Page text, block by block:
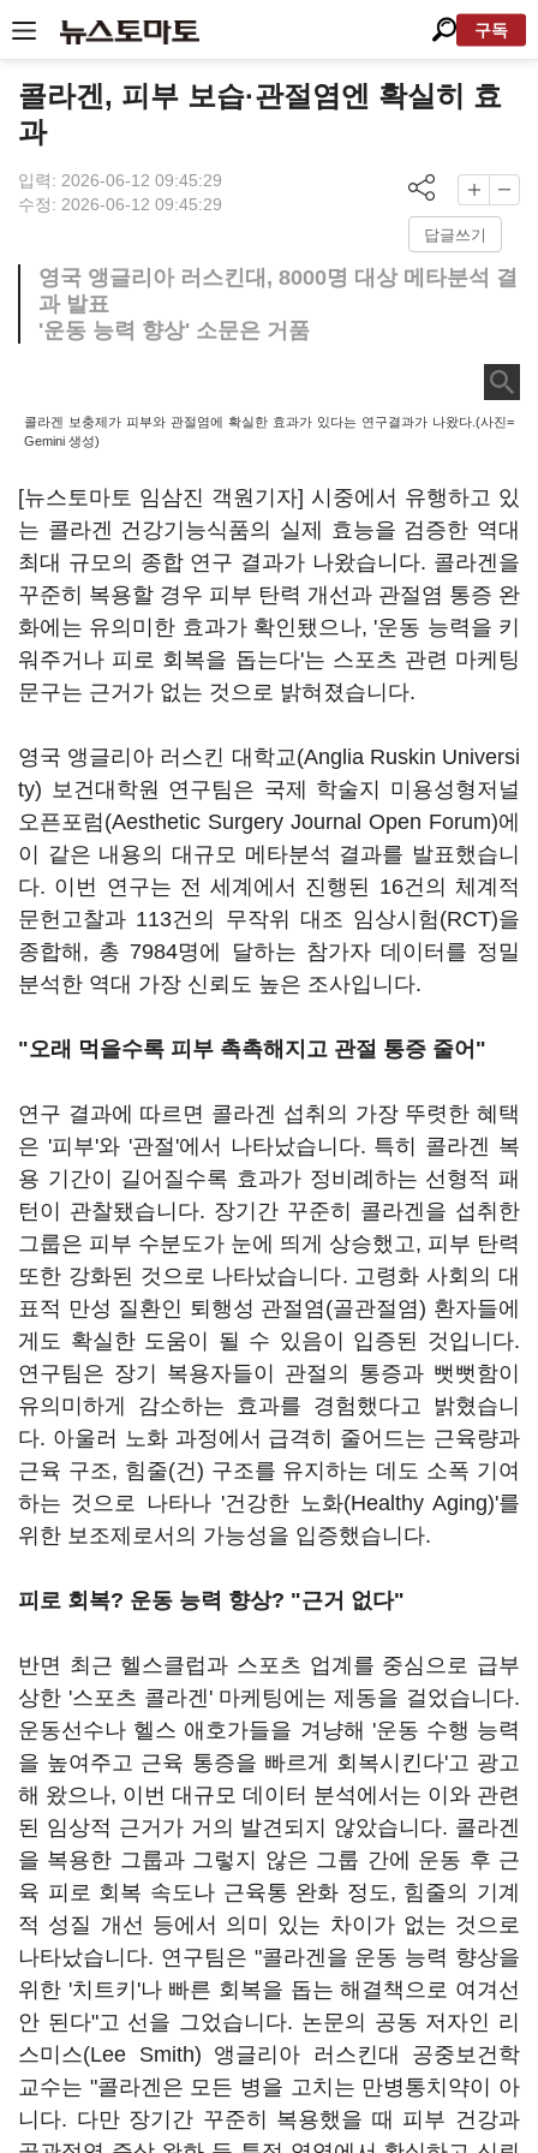
구독
콜라겐, 피부 보습·관절염엔 확실히 효
과
입력: 2026-06-12 09:45:29
수정: 2026-06-12 09:45:29
답글쓰기
영국 앵글리아 러스킨대, 8000명 대상 메타분석 결
과 발표
'운동 능력 향상' 소문은 거품
콜라겐 보충제가 피부와 관절염에 확실한 효과가 있다는 연구결과가 나왔다.(사진=
Gemini 생성)
[뉴스토마토 임삼진 객원기자] 시중에서 유행하고 있
는 콜라겐 건강기능식품의 실제 효능을 검증한 역대
최대 규모의 종합 연구 결과가 나왔습니다. 콜라겐을
꾸준히 복용할 경우 피부 탄력 개선과 관절염 통증 완
화에는 유의미한 효과가 확인됐으나, '운동 능력을 키
워주거나 피로 회복을 돕는다'는 스포츠 관련 마케팅
문구는 근거가 없는 것으로 밝혀졌습니다.
영국 앵글리아 러스킨 대학교(Anglia Ruskin Universi
ty) 보건대학원 연구팀은 국제 학술지 미용성형저널
오픈포럼(Aesthetic Surgery Journal Open Forum)에
이 같은 내용의 대규모 메타분석 결과를 발표했습니
다. 이번 연구는 전 세계에서 진행된 16건의 체계적
문헌고찰과 113건의 무작위 대조 임상시험(RCT)을
종합해, 총 7984명에 달하는 참가자 데이터를 정밀
분석한 역대 가장 신뢰도 높은 조사입니다.
"오래 먹을수록 피부 촉촉해지고 관절 통증 줄어"
연구 결과에 따르면 콜라겐 섭취의 가장 뚜렷한 혜택
은 '피부'와 '관절'에서 나타났습니다. 특히 콜라겐 복
용 기간이 길어질수록 효과가 정비례하는 선형적 패
턴이 관찰됐습니다. 장기간 꾸준히 콜라겐을 섭취한
그룹은 피부 수분도가 눈에 띄게 상승했고, 피부 탄력
또한 강화된 것으로 나타났습니다. 고령화 사회의 대
표적 만성 질환인 퇴행성 관절염(골관절염) 환자들에
게도 확실한 도움이 될 수 있음이 입증된 것입니다.
연구팀은 장기 복용자들이 관절의 통증과 뻣뻣함이
유의미하게 감소하는 효과를 경험했다고 밝혔습니
다. 아울러 노화 과정에서 급격히 줄어드는 근육량과
근육 구조, 힘줄(건) 구조를 유지하는 데도 소폭 기여
하는 것으로 나타나 '건강한 노화(Healthy Aging)'를
위한 보조제로서의 가능성을 입증했습니다.
피로 회복? 운동 능력 향상? "근거 없다"
반면 최근 헬스클럽과 스포츠 업계를 중심으로 급부
상한 '스포츠 콜라겐' 마케팅에는 제동을 걸었습니다.
운동선수나 헬스 애호가들을 겨냥해 '운동 수행 능력
을 높여주고 근육 통증을 빠르게 회복시킨다'고 광고
해 왔으나, 이번 대규모 데이터 분석에서는 이와 관련
된 임상적 근거가 거의 발견되지 않았습니다. 콜라겐
을 복용한 그룹과 그렇지 않은 그룹 간에 운동 후 근
육 피로 회복 속도나 근육통 완화 정도, 힘줄의 기계
적 성질 개선 등에서 의미 있는 차이가 없는 것으로
나타났습니다. 연구팀은 "콜라겐을 운동 능력 향상을
위한 '치트키'나 빠른 회복을 돕는 해결책으로 여겨선
안 된다"고 선을 그었습니다. 논문의 공동 저자인 리
스미스(Lee Smith) 앵글리아 러스킨대 공중보건학
교수는 "콜라겐은 모든 병을 고치는 만병통치약이 아
니다. 다만 장기간 꾸준히 복용했을 때 피부 건강과